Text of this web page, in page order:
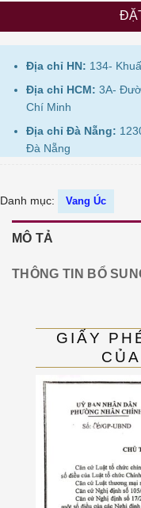
Địa chỉ HN: 134-
Địa chỉ HCM: 3A-
Chí Minh
Địa chỉ Đà Nẵng:
Đà Nẵng
Danh mục: Vang Úc
MÔ TẢ
THÔNG TIN BỔ
GIẤY